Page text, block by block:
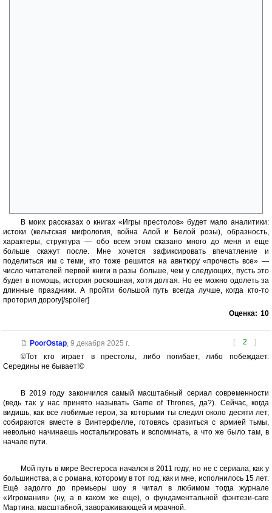
В моих рассказах о книгах «Игры престолов» будет мало аналитики:
истоки (кельтская мифология, война Алой и Белой розы), образность,
характеры, структура — обо всем этом сказано много до меня и еще
больше скажут после. Мне хочется зафиксировать впечатление и
поделиться им с теми, кто тоже решится на авнтюру «прочесть все» —
число читателей первой книги в разы больше, чем у следующих, пусть это
будет в помощь, история роскошная, хотя долгая. Но ее можно одолеть за
длинные праздники. А пройти большой путь всегда лучше, когда кто-то
проторил дорогу[/spoiler]
Оценка: 10
[ 2 ]
PoorOstap, 9 декабря 2025 г.
©️Тот кто играет в престолы, либо погибает, либо побеждает.
Середины не бывает!©️
В 2019 году закончился самый масштабный сериал современности
(ведь так у нас принято называть Game of Thrones, да?). Сейчас, когда
видишь, как все любимые герои, за которыми ты следил около десяти лет,
собираются вместе в Винтерфелле, готовясь сразиться с армией тьмы,
невольно начинаешь ностальгировать и вспоминать, а что же было там, в
начале пути.
Мой путь в мире Вестероса начался в 2011 году, но не с сериала, как у
большинства, а с романа, которому в тот год, как и мне, исполнилось 15 лет.
Ещё задолго до премьеры шоу я читал в любимом тогда журнале
«Игромания» (ну, а в каком же еще), о фундаментальной фэнтези-саге
Мартина: масштабной, завораживающей и мрачной.